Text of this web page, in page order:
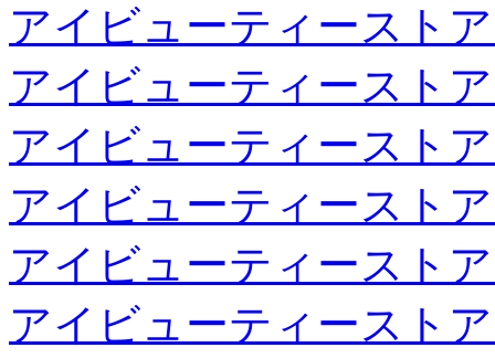
アイビューティースト
アイビューティースト
アイビューティースト
アイビューティースト
アイビューティースト
アイビューティースト